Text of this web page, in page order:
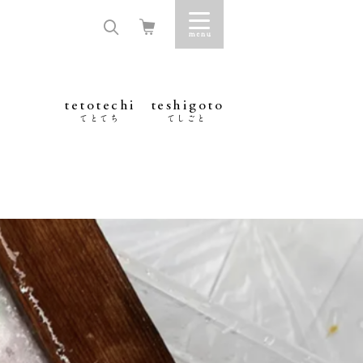
tetotechi
てとてち
teshigoto
てしごと